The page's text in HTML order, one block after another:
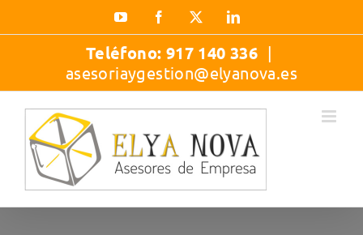
contenido
YouTubeFacebook LinkedIn
Teléfono: 917 140 336 |
asesoriaygestion@elyanova.es